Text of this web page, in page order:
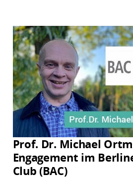
Prof. Dr. Michael
Engagement im
Club (BAC)